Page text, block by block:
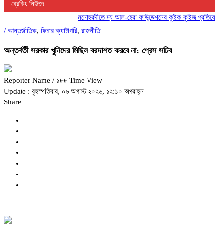
ব্রেকিং নিউজঃ
মনোহরদীতে দ্য আল-হেরা ফাউন্ডেশনের কুইক কুইজ
/ আন্তর্জাতিক, ফিচার ক্যাটাগরি, রাজনীতি
অন্তর্বর্তী সরকার খুনিদের মিছিল বরদাশত করবে না: প্রেস সচিব
Reporter Name / ১৮৮ Time View
Update : বৃহস্পতিবার, ০৬ অগাস্ট ২০২৬, ১২:১০ অপরাহ্ন
Share